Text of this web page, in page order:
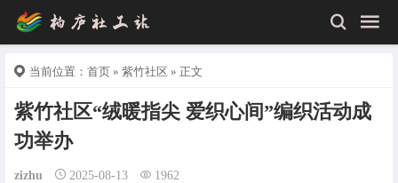
当前位置： 首页 » 紫竹社区 » 正文
紫竹社区“绒暖指尖 爱织心间”编织活动成
功举办
zizhu 2025-08-13 1962